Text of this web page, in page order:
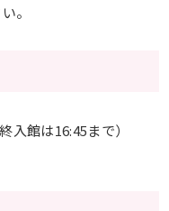
。
館は16:45まで）